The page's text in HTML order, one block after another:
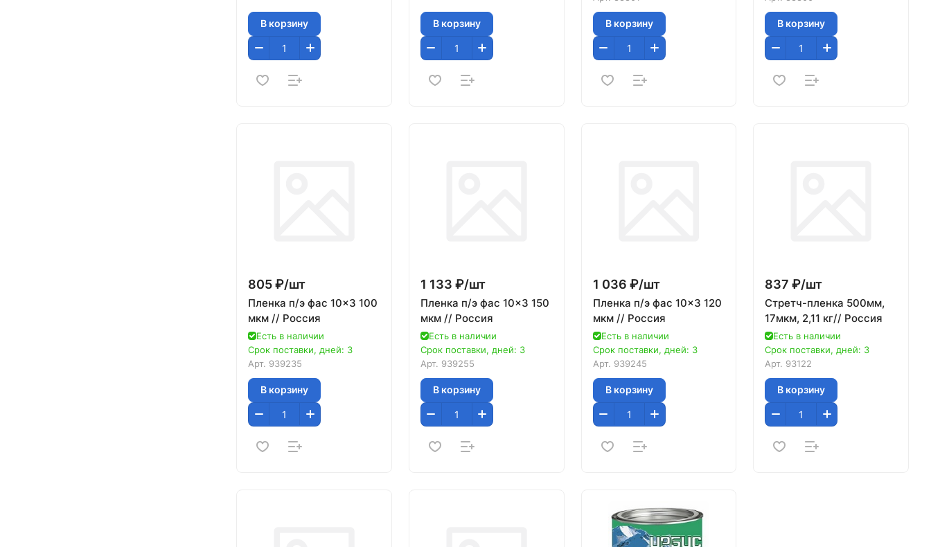
В корзину В корзину В корзину В корзину
805 ₽/шт
Пленка п/э фас 10x3 100
мкм // Россия
Есть в наличии
Срок поставки, дней: 3
Арт. 939235
В корзину
1 133 ₽/шт
Пленка п/э фас 10x3 150
мкм // Россия
Есть в наличии
Срок поставки, дней: 3
Арт. 939255
В корзину
1 036 ₽/шт
Пленка п/э фас 10x3 120
мкм // Россия
Есть в наличии
Срок поставки, дней: 3
Арт. 939245
В корзину
837 ₽/шт
Стретч-пленка 500мм,
17мкм, 2,11 кг// Россия
Есть в наличии
Срок поставки, дней: 3
Арт. 93122
В корзину